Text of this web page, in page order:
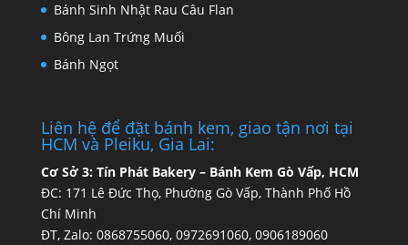
Bánh Sinh Nhật Rau Câu Flan
Bông Lan Trứng Muối
Bánh Ngọt
Liên hệ để đặt bánh kem, giao tận nơi tại
HCM và Pleiku, Gia Lai:
Cơ Sở 3: Tín Phát Bakery – Bánh Kem Gò Vấp, HCM
ĐC: 171 Lê Đức Thọ, Phường Gò Vấp, Thành Phố Hồ
Chí Minh
ĐT, Zalo: 0868755060, 0972691060, 0906189060